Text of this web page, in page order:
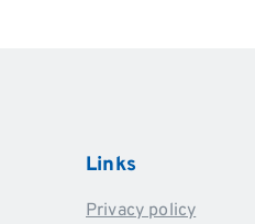
Links
Privacy policy